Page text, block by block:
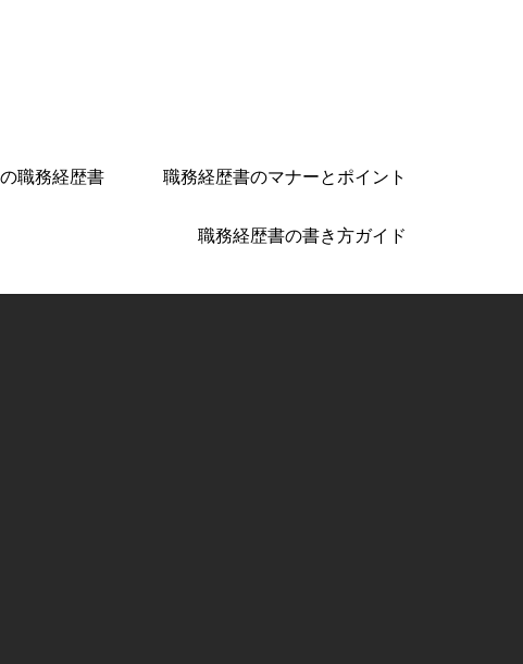
職務経歴書 職務経歴書のマナーとポイント
職務経歴書の書き方ガイド